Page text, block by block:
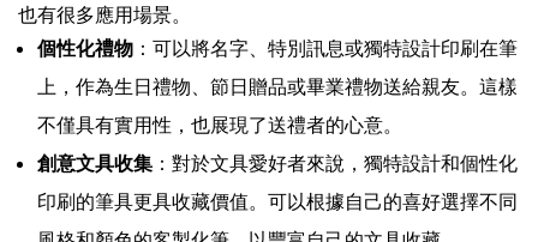
也有很多應用場景。
個性化禮物 ：可以將名字、特別訊息或獨特設計印刷在筆
上，作為生日禮物、節日贈品或畢業禮物送給親友。這樣
不僅具有實用性，也展現了送禮者的心意。
創意文具收集 ：對於文具愛好者來說，獨特設計和個性化
印刷的筆具更具收藏價值。可以根據自己的喜好選擇不同